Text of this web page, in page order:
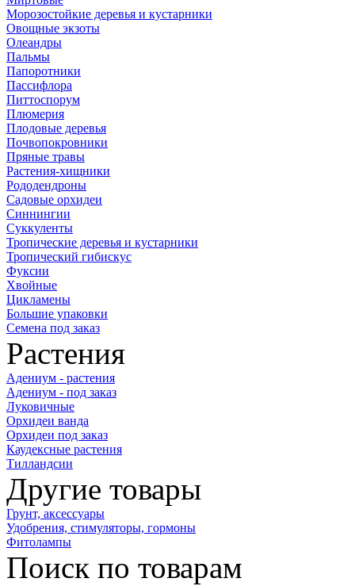
Морозостойкие деревья и кустарники
Овощные экзоты
Олеандры
Пальмы
Папоротники
Пассифлора
Питтоспорум
Плюмерия
Плодовые деревья
Почвопокровники
Пряные травы
Растения-хищники
Рододендроны
Садовые орхидеи
Синнингии
Суккуленты
Тропические деревья и кустарники
Тропический гибискус
Фуксии
Хвойные
Цикламены
Большие упаковки
Семена под заказ
Растения
Адениум - растения
Адениум - под заказ
Луковичные
Орхидеи ванда
Орхидеи под заказ
Каудексные растения
Тилландсии
Другие товары
Грунт, аксессуары
Удобрения, стимуляторы, гормоны
Фитолампы
Поиск по товарам